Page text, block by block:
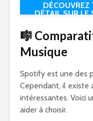
DÉCOUVREZ
DÉTAIL SUR LE
🎼
Musique
Spotify est une des
Cependant, il existe
intéressantes. Voici
aider à choisir.